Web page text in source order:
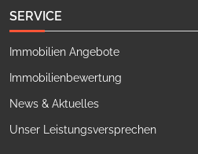
SERVICE
Immobilien Angebote
Immobilienbewertung
News & Aktuelles
Unser Leistungsversprechen